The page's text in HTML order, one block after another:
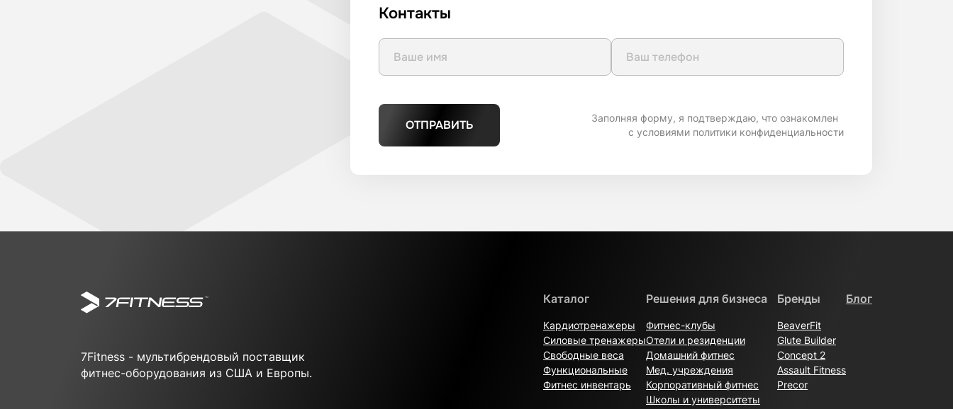
Контакты
ОТПРАВИТЬ
Заполняя форму, я подтверждаю, что ознакомлен
с условиями политики конфиденциальности
7Fitness - мультибрендовый поставщик
фитнес-оборудования из США и Европы.
Каталог
Кардиотренажеры
Силовые тренажеры
Свободные веса
Функциональные
Фитнес инвентарь
Решения для бизнеса
Фитнес-клубы
Отели и резиденции
Домашний фитнес
Мед. учреждения
Корпоративный фитнес
Школы и университеты
Бренды
BeaverFit
Glute Builder
Concept 2
Assault Fitness
Precor
Блог